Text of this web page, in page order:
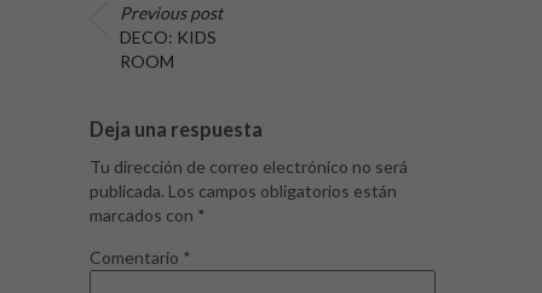
Previous post
DECO: KIDS
ROOM
Deja una respuesta
Tu dirección de correo electrónico no será
publicada. Los campos obligatorios están
marcados con *
Comentario *